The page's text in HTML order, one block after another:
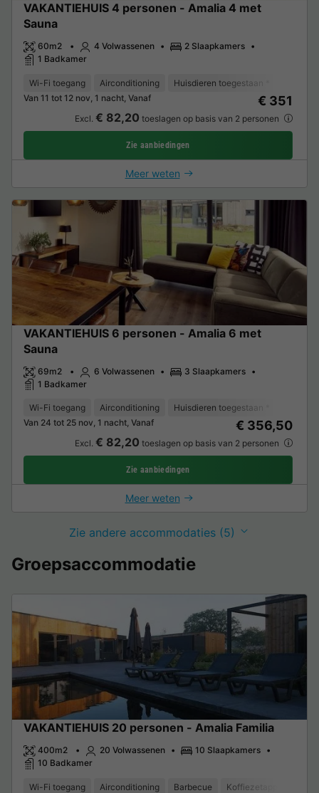
VAKANTIEHUIS 4 personen - Amalia 4 met
Sauna
60m2 4 Volwassenen
2 Slaapkamers
1 Badkamer
Wi-Fi toegang Airconditioning Huisdieren toegestaan *
Van 11 tot 12 nov, 1 nacht, Vanaf
€ 351
Excl. € 82,20 toeslagen op basis van 2 personen
Zie aanbiedingen
Meer weten
VAKANTIEHUIS 6 personen - Amalia 6 met
Sauna
69m2 6 Volwassenen
3 Slaapkamers
1 Badkamer
Wi-Fi toegang Airconditioning Huisdieren toegestaan *
Van 24 tot 25 nov, 1 nacht, Vanaf
€ 356,50
Excl. € 82,20 toeslagen op basis van 2 personen
Zie aanbiedingen
Meer weten
Zie andere accommodaties (5)
Groepsaccommodatie
VAKANTIEHUIS 20 personen - Amalia Familia
400m2 20 Volwassenen
10 Slaapkamers
10 Badkamer
Wi-Fi toegang Airconditioning Barbecue Koffiezetapparaat